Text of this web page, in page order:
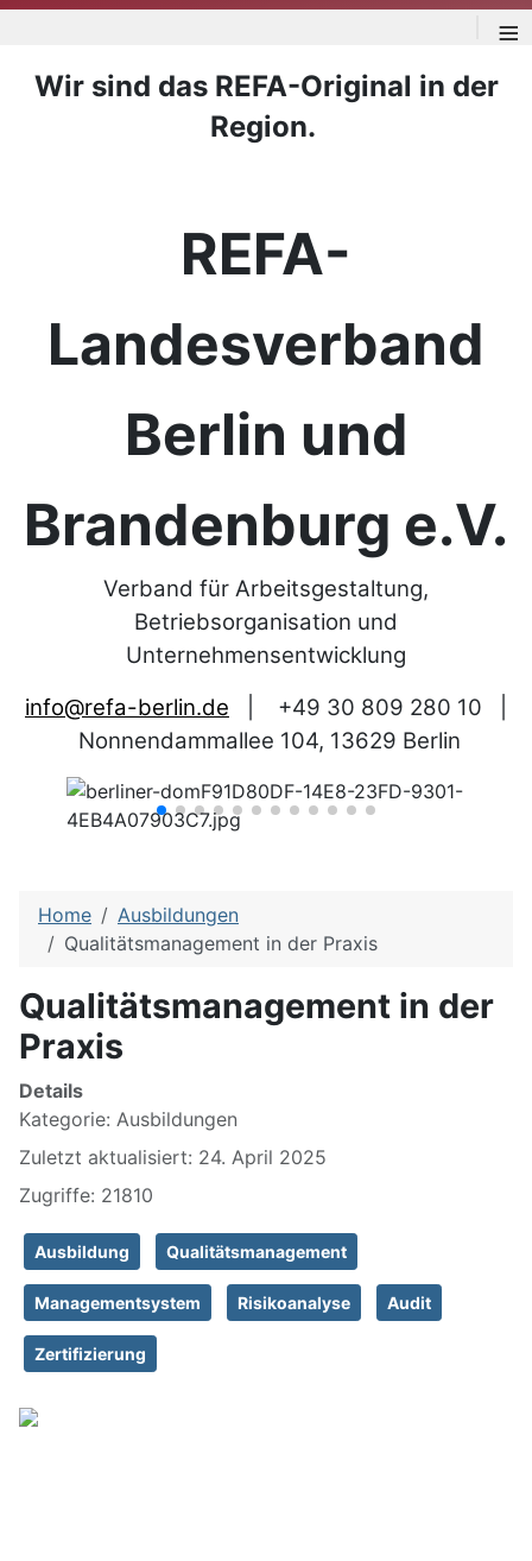
≡
Wir sind das REFA-Original in der
Region.
REFA-
Landesverband
Berlin und
Brandenburg e.V.
Verband für Arbeitsgestaltung,
Betriebsorganisation und
Unternehmensentwicklung
info@refa-berlin.de
+49 30 809 280 10
Nonnendammallee 104, 13629 Berlin
Home
Ausbildungen
Qualitätsmanagement in der Praxis
Qualitätsmanagement in der
Praxis
Details
Kategorie: Ausbildungen
Zuletzt aktualisiert: 24. April 2025
Zugriffe: 21810
Ausbildung Qualitätsmanagement
Managementsystem Risikoanalyse Audit
Zertifizierung